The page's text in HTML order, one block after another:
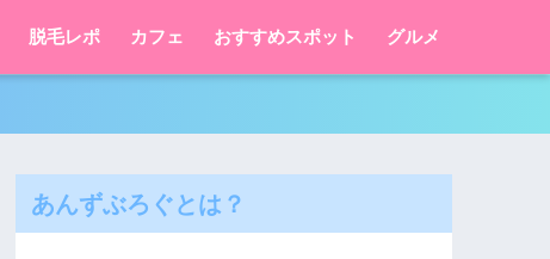
脱毛レポ カフェ おすすめスポット グルメ
あんずぶろぐとは？